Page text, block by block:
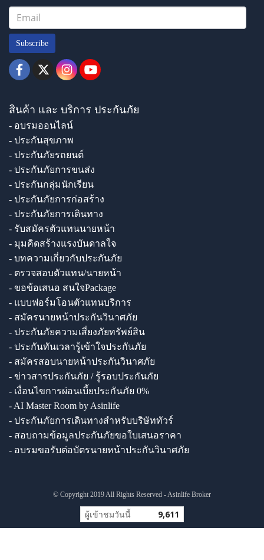
Subscribe
สินค้า และ บริการ ประกันภัย
- อบรมออนไลน์
- ประกันสุขภาพ
- ประกันภัยรถยนต์
- ประกันภัยการขนส่ง
- ประกันกลุ่มนักเรียน
- ประกันภัยการก่อสร้าง
- ประกันภัยการเดินทาง
- รับสมัครตัวแทนนายหน้า
- มุมคิดสร้างแรงบันดาลใจ
- บทความเกี่ยวกับประกันภัย
- ตรวจสอบตัวแทน/นายหน้า
- ขอข้อเสนอ สนใจPackage
- แบบฟอร์มโอนตัวแทนบริการ
- สมัครนายหน้าประกันวินาศภัย
- ประกันภัยความเสี่ยงภัยทรัพย์สิน
- ประกันทันเวลารู้เข้าใจประกันภัย
- สมัครสอบนายหน้าประกันวินาศภัย
- ข่าวสารประกันภัย / รู้รอบประกันภัย
- เงื่อนไขการผ่อนเบี้ยประกันภัย 0%
- AI Master Room by Asinlife
- ประกันภัยการเดินทางสำหรับบริษัททัวร์
- สอบถามข้อมูลประกันภัยขอใบเสนอราคา
- อบรมขอรับต่อบัตรนายหน้าประกันวินาศภัย
© Copyright 2019 All Rights Reserved - Asinlife Broker
ผู้เข้าชมวันนี้ 9,611